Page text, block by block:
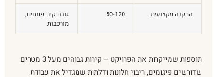
התקנה מקצועית 50-120
גובה קיר, פתחים,
מורכבות
תוספות שמייקרות את הפרויקט – קירות גבוהים מעל 3 מטרים
שדורשים פיגומים, ריבוי חלונות ודלתות שמגדיל את עבודת